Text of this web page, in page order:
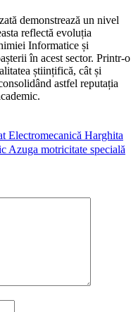
demonstrează un nivel
reflectă evoluția
Informatice și
în acest sector. Printr-o
științifică, cât și
astfel reputația
Electromecanică Harghita
Azuga motricitate specială